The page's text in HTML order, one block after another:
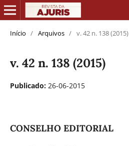
Início / Arquivos / v. 42 n. 138 (2015)
v. 42 n. 138 (2015)
Publicado: 26-06-2015
CONSELHO EDITORIAL